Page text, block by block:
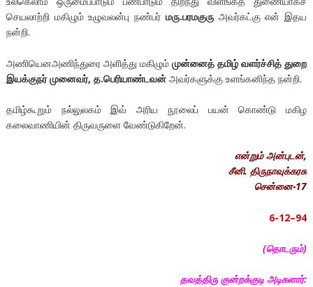
செயலாற்றி மகிழும் உழுவலன்பு நண்பர் மரு.பரமகுருஅவர்கட்கு என் இதய
நன்றி.
அணியெனஅணிந்துரை அளித்து மகிழும் முன்னைத் தமிழ் வளர்ச்சித் துறை
இயக்குநர் முனைவர், த.பெரியாண்டவன்அவர்களுக்கு உளங்கனிந்த நன்றி.
தமிழ்கூறும் நல்லுலகம் இவ் அரிய நூலைப் பயன் கொண்டு மகிழ
கலைவாணியின் திருவருளை வேண்டுகிறேன்.
என்றும் அன்புடன்,
சீனி. திருநாவுக்கரசு
சென்னை-17
6-12–94
(தொடரும்)
தவத்திரு குன்றக்குடி அடிகளார்: